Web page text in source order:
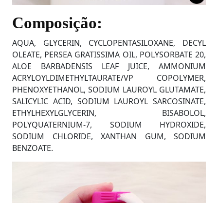
Composição:
AQUA, GLYCERIN, CYCLOPENTASILOXANE, DECYL
OLEATE, PERSEA GRATISSIMA OIL, POLYSORBATE 20,
ALOE BARBADENSIS LEAF JUICE, AMMONIUM
ACRYLOYLDIMETHYLTAURATE/VP COPOLYMER,
PHENOXYETHANOL, SODIUM LAUROYL GLUTAMATE,
SALICYLIC ACID, SODIUM LAUROYL SARCOSINATE,
ETHYLHEXYLGLYCERIN, BISABOLOL,
POLYQUATERNIUM-7, SODIUM HYDROXIDE,
SODIUM CHLORIDE, XANTHAN GUM, SODIUM
BENZOATE.